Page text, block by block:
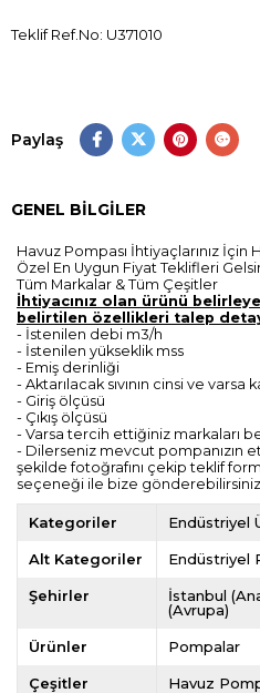
Teklif Ref.No: U371010
Paylaş
GENEL BILGILER
Havuz Pompası İhtiyaçlarınız
Özel En Uygun Fiyat Teklifleri
Tüm Markalar & Tüm Çeşitler
İhtiyacınız olan ürünü
belirtilen özellikleri talep
- İstenilen debi m3/h
- İstenilen yükseklik mss
- Emiş derinliği
- Aktarılacak sıvının cinsi ve varsa
- Giriş ölçüsü
- Çıkış ölçüsü
- Varsa tercih ettiğiniz markaları
- Dilerseniz mevcut pompanızın
şekilde fotoğrafını çekip teklif
seçeneği ile bize gönderebilirsiniz.
Kategoriler Endüstriyel
Alt Kategoriler Endüstriyel
Şehirler İstanbul
(Avrupa)
Ürünler Pompalar
Çeşitler Havuz